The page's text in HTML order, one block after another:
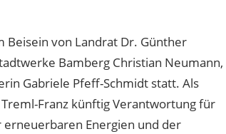
Beisein von Landrat Dr. Günther
Bamberg Christian Neumann,
Gabriele Pfeff-Schmidt statt. Als
Franz künftig Verantwortung für
Energien und der